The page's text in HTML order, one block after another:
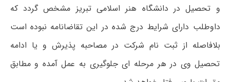
و تحصیل در دانشگاه هنر اسلامی تبریز مشخص گردد که
داوطلب دارای شرایط درج شده در این تقاضانامه نبوده است
بلافاصله از ثبت نام شرکت در مصاحبه پذیرش و یا ادامه
تحصیل وی در هر مرحله ای جلوگیری به عمل آمده و مطابق